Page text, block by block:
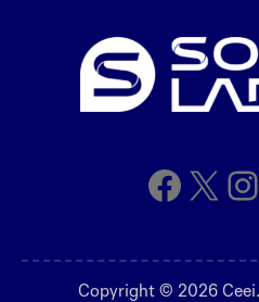
Facebook
X
Copyright © 2026